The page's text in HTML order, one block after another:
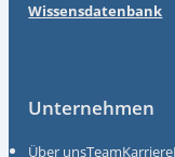
Wissensdatenbank
Unternehmen
Über unsTeamKarriere